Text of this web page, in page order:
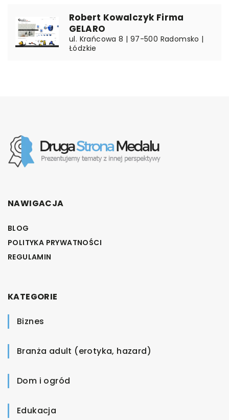
Robert Kowalczyk Firma
GELARO
ul. Krańcowa 8 | 97-500 Radomsko |
Łódzkie
NAWIGACJA
BLOG
POLITYKA PRYWATNOŚCI
REGULAMIN
KATEGORIE
Biznes
Branża adult (erotyka, hazard)
Dom i ogród
Edukacja